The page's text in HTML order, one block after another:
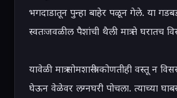
भगदाडातून पुन्हा बाहेर पळून गेले. या
स्वतःजवळील पैशांची थैली मात्र ते घरातच
यावेळी मात्र सोमशास्त्री कोणतीही वस्तू न
घेऊन वेळेवर लग्नघरी पोचला. त्याच्या